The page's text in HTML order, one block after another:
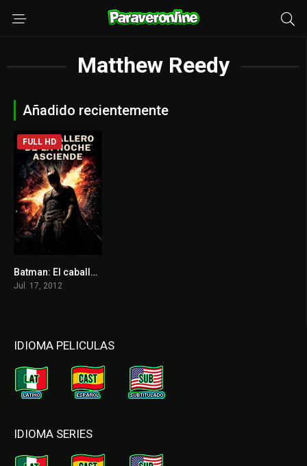
Matthew Reedy
Añadido recientemente
8.4
FULL HD
Batman: El caballero de la noche asciende
Jul. 17, 2012
IDIOMA PELICULAS
IDIOMA SERIES